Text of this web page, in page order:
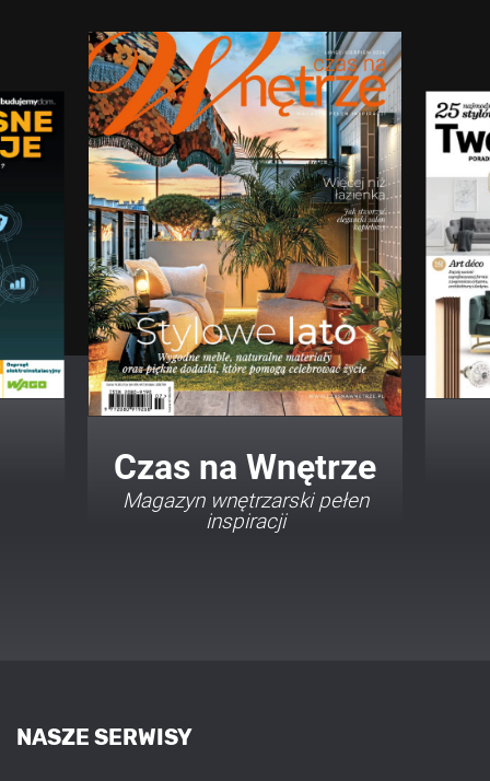
Twój Dom Twój Styl
Porady i inspiracje w
najmodniejszych stylach
NASZE SERWISY